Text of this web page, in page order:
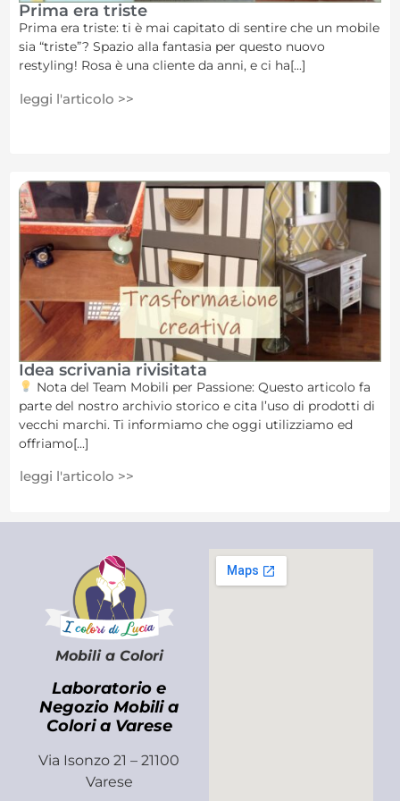
Prima era triste
Prima era triste: ti è mai capitato di sentire che un mobile
sia “triste”? Spazio alla fantasia per questo nuovo
restyling! Rosa è una cliente da anni, e ci ha[...]
leggi l'articolo >>
Idea scrivania rivisitata
Nota del Team Mobili per Passione: Questo articolo fa
parte del nostro archivio storico e cita l’uso di prodotti di
vecchi marchi. Ti informiamo che oggi utilizziamo ed
offriamo[...]
leggi l'articolo >>
Mobili a Colori
Laboratorio e
Negozio Mobili a
Colori a Varese
Via Isonzo 21 – 21100
Varese